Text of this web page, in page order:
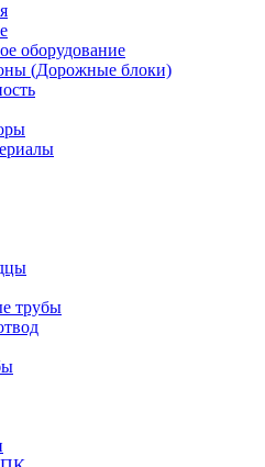
оборудование
(Дорожные блоки)
трубы